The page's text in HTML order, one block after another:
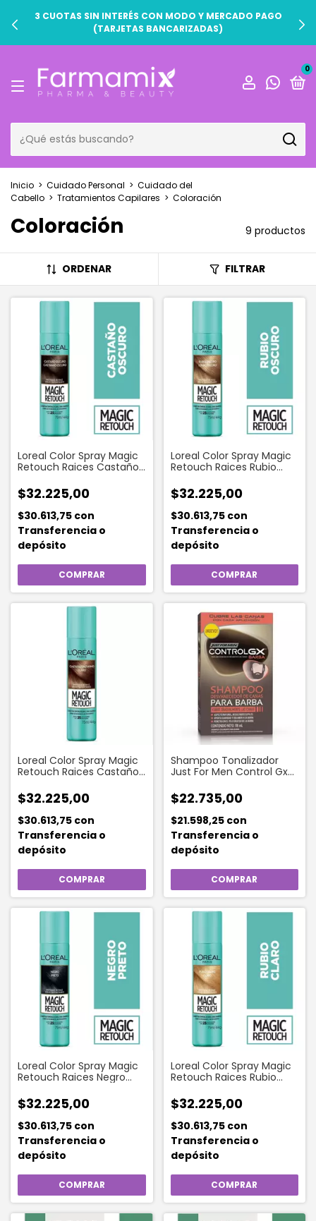
3 CUOTAS SIN INTERÉS CON MODO Y MERCADO PAGO
(TARJETAS BANCARIZADAS)
0
Inicio > Cuidado Personal > Cuidado del
Cabello > Tratamientos Capilares > Coloración
Coloración 9 productos
ORDENAR FILTRAR
Loreal Color Spray Magic
Retouch Raices Castaño
$32.225,00
$30.613,75 con
Transferencia o
depósito
Loreal Color Spray Magic
Retouch Raices Rubio
$32.225,00
$30.613,75 con
Transferencia o
depósito
Loreal Color Spray Magic
Retouch Raices Castaño
$32.225,00
$30.613,75 con
Transferencia o
depósito
Shampoo Tonalizador
Just For Men Control Gx
$22.735,00
$21.598,25 con
Transferencia o
depósito
Loreal Color Spray Magic
Retouch Raices Negro
$32.225,00
$30.613,75 con
Transferencia o
depósito
Loreal Color Spray Magic
Retouch Raices Rubio
$32.225,00
$30.613,75 con
Transferencia o
depósito